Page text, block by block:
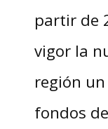
partir de
vigor la
región
fondos